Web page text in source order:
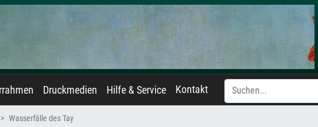
Druckmedien Hilfe & Service Kontakt
Wasserfälle des Tay